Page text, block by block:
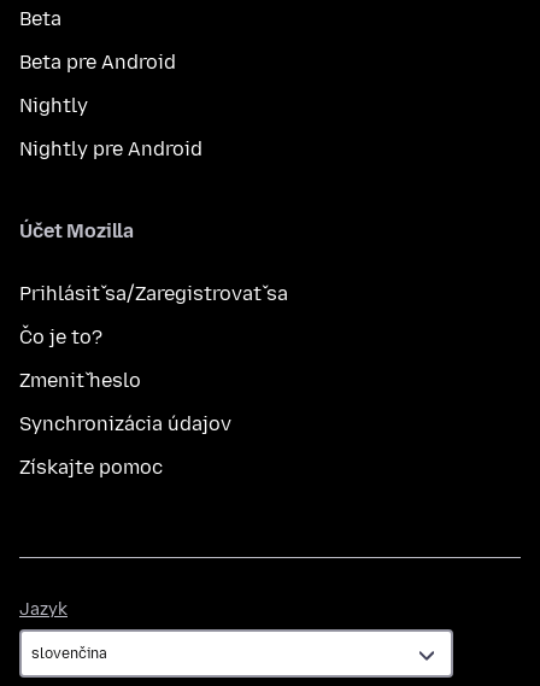
Beta
Beta pre Android
Nightly
Nightly pre Android
Účet Mozilla
Prihlásiť sa/Zaregistrovať sa
Čo je to?
Zmeniť heslo
Synchronizácia údajov
Získajte pomoc
Jazyk